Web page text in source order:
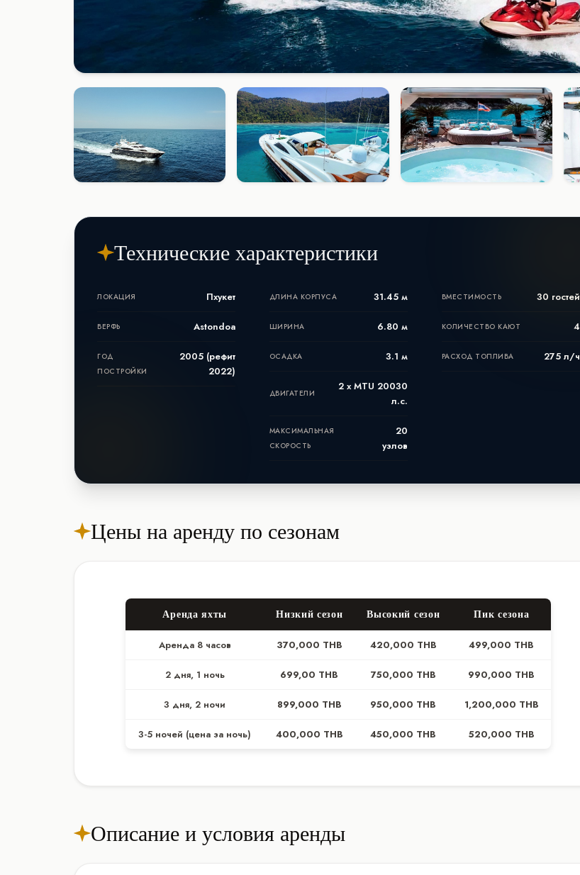
Технические характеристики
ЛОКАЦИЯ Пхукет
ВЕРФЬ Astondoa
ГОД
ПОСТРОЙКИ
2005 (рефит
2022)
ДЛИНА КОРПУСА 31.45 м
ШИРИНА 6.80 м
ОСАДКА 3.1 м
ДВИГАТЕЛИ
2 x MTU 20030
л.с.
МАКСИМАЛЬНАЯ
СКОРОСТЬ
20
узлов
ВМЕСТИМОСТЬ 30 гостей
КОЛИЧЕСТВО КАЮТ 4
РАСХОД ТОПЛИВА 275 л/ч
Цены на аренду по сезонам
Аренда яхты Низкий сезон Высокий сезон Пик сезона
Аренда 8 часов 370,000 THB 420,000 THB 499,000 THB
2 дня, 1 ночь 699,00 THB 750,000 THB 990,000 THB
3 дня, 2 ночи 899,000 THB 950,000 THB 1,200,000 THB
3-5 ночей (цена за ночь) 400,000 THB 450,000 THB 520,000 THB
Описание и условия аренды